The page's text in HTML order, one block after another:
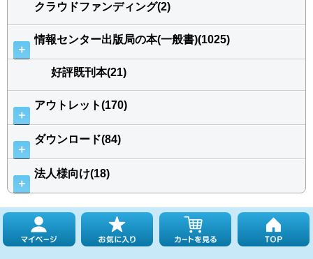
クラウドファンディング(2)
＋
情報センター出版局の本(一般書)(1025)
好評既刊本(21)
＋
アウトレット(170)
＋
ダウンロード(84)
＋
法人様向け(18)